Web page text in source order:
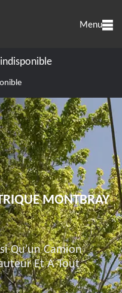
Menu
indisponible
MONTBRAY
Qu'un Camion
Et A Tout